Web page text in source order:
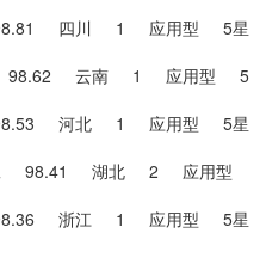
四川 1 应用型 5星
98.62 云南 1 应用型 5
河北 1 应用型 5星
工 98.41 湖北 2 应用型
浙江 1 应用型 5星